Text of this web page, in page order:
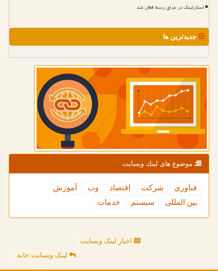
استارلینک در عراق رسما فعال شد
جدیدترین ها
موضوع های لینك وبسایت
فناوری شركت اقتصاد وب
آموزش
بین المللی
سیستم خدمات
اخبار لینک وبسایت
لینک وبسایت:خانه